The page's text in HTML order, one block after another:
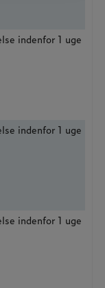
indenfor 1 uge
indenfor 1 uge
indenfor 1 uge